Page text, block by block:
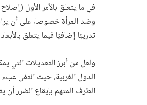
في ما يتعلق بالأمر الأول
وضد المرأة خصوصا، على أن
تدريبًا إضافيًا فيما يتعلق
ولعل من أبرز التعديلات التي
الدول الغربية، حيث انتفى
الطرف المتهم بإيقاع الضرر